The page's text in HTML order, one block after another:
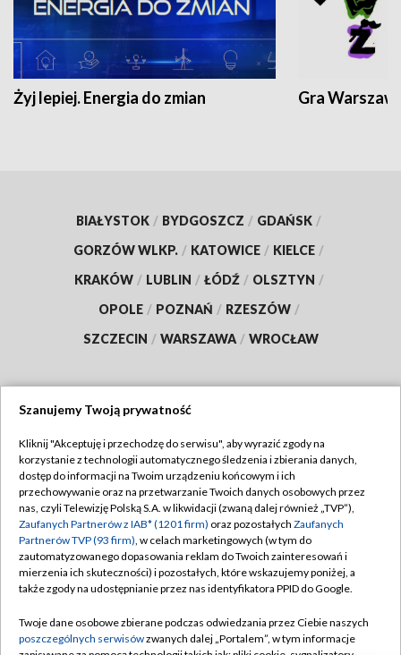
Żyj lepiej. Energia do zmian Gra
BIAŁYSTOK / BYDGOSZCZ / GDAŃSK /
GORZÓW WLKP. / KATOWICE / KIELCE /
KRAKÓW / LUBLIN / ŁÓDŹ / OLSZTYN /
OPOLE / POZNAŃ / RZESZÓW /
SZCZECIN / WARSZAWA / WROCŁAW
TVP
Abonament TVP
Emisja w TVP
Centrum informacji TVP
Naziemna Telewizja Cyfrowa
Rada Programowa
Regulamin TVP
Polityka prywatności
Moje zgody
Pomoc
Kontakt
Szanujemy Twoją prywatność
Kliknij "Akceptuję i przechodzę do serwisu", aby wyrazić zgody na
korzystanie z technologii automatycznego śledzenia i zbierania danych,
dostęp do informacji na Twoim urządzeniu końcowym i ich
przechowywanie oraz na przetwarzanie Twoich danych osobowych przez
nas, czyli Telewizję Polską S.A. w likwidacji (zwaną dalej również „TVP”),
Zaufanych Partnerów z IAB* (1201 firm) oraz pozostałych Zaufanych
Partnerów TVP (93 firm), w celach marketingowych (w tym do
zautomatyzowanego dopasowania reklam do Twoich zainteresowań i
mierzenia ich skuteczności) i pozostałych, które wskazujemy poniżej, a
także zgody na udostępnianie przez nas identyfikatora PPID do Google.
Twoje dane osobowe zbierane podczas odwiedzania przez Ciebie naszych
poszczególnych serwisówzwanych dalej „Portalem”, w tym informacje